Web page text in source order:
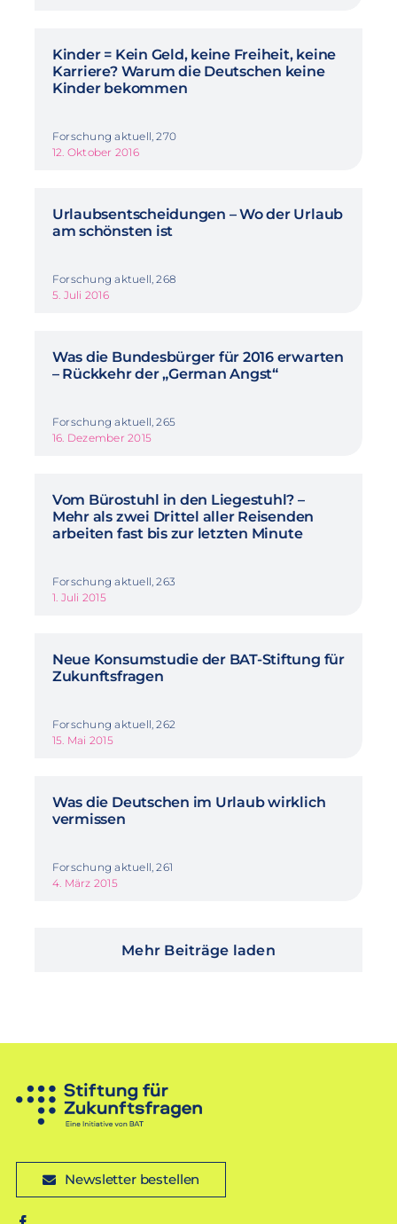
Kinder = Kein Geld, keine Freiheit, keine
Karriere? Warum die Deutschen keine
Kinder bekommen
Forschung aktuell, 270
12. Oktober 2016
Urlaubsentscheidungen – Wo der Urlaub
am schönsten ist
Forschung aktuell, 268
5. Juli 2016
Was die Bundesbürger für 2016 erwarten
– Rückkehr der „German Angst“
Forschung aktuell, 265
16. Dezember 2015
Vom Bürostuhl in den Liegestuhl? –
Mehr als zwei Drittel aller Reisenden
arbeiten fast bis zur letzten Minute
Forschung aktuell, 263
1. Juli 2015
Neue Konsumstudie der BAT-Stiftung für
Zukunftsfragen
Forschung aktuell, 262
15. Mai 2015
Was die Deutschen im Urlaub wirklich
vermissen
Forschung aktuell, 261
4. März 2015
Mehr Beiträge laden
Newsletter bestellen